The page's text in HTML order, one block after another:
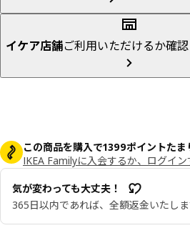
イケア店舗ご利用いただけるか確
この商品を購入で1399ポイントたま
IKEA Familyに入会するか、ログイン
気が変わっても大丈夫！
365日以内であれば、全額返金いたしま